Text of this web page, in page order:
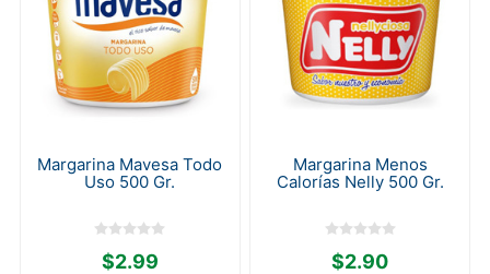
Margarina Mavesa Todo
Uso 500 Gr.
$2.99
Margarina Menos
Calorías Nelly 500 Gr.
$2.90